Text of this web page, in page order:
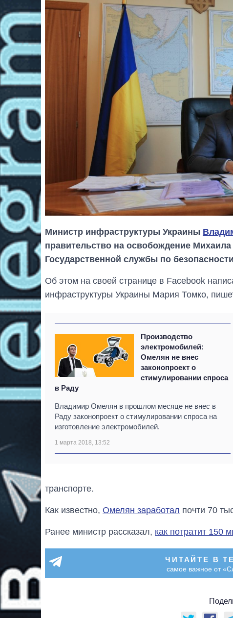
Министр инфраструктуры Украины
правительство на освобождение
Государственной службы по
Об этом на своей странице в Facebook
инфраструктуры Украины Мария Томко,
Производство
электромобилей:
Омелян не внес
законопроект о
стимулировании спроса
в Раду
Владимир Омелян в прошлом месяце не внес в
Раду законопроект о стимулировании спроса на
изготовление электромобилей.
1 марта 2018, 13:52
транспорте.
Как известно, Омелян заработал почти 70
Ранее министр рассказал, как потратит 150
ЧИТАЙТЕ В
самое важное от